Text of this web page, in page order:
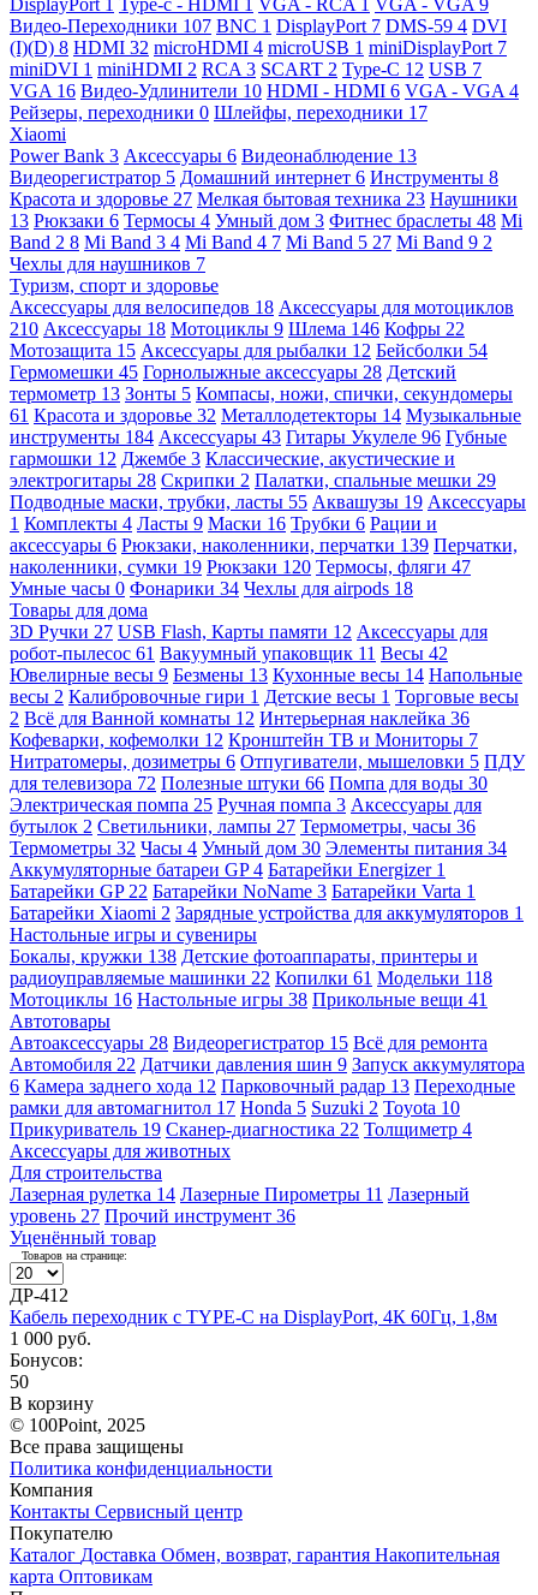
Видео-Переходники 107 BNC 1 DisplayPort 7 DMS-59 4 DVI
(I)(D) 8 HDMI 32 microHDMI 4 microUSB 1 miniDisplayPort 7
miniDVI 1 miniHDMI 2 RCA 3 SCART 2 Type-C 12 USB 7
VGA 16 Видео-Удлинители 10 HDMI - HDMI 6 VGA - VGA 4
Рейзеры, переходники 0 Шлейфы, переходники 17
Xiaomi
Power Bank 3 Аксессуары 6 Видеонаблюдение 13
Видеорегистратор 5 Домашний интернет 6 Инструменты 8
Красота и здоровье 27 Мелкая бытовая техника 23 Наушники
13 Рюкзаки 6 Термосы 4 Умный дом 3 Фитнес браслеты 48 Mi
Band 2 8 Mi Band 3 4 Mi Band 4 7 Mi Band 5 27 Mi Band 9 2
Чехлы для наушников 7
Туризм, спорт и здоровье
Аксессуары для велосипедов 18 Аксессуары для мотоциклов
210 Аксессуары 18 Мотоциклы 9 Шлема 146 Кофры 22
Мотозащита 15 Аксессуары для рыбалки 12 Бейсболки 54
Гермомешки 45 Горнолыжные аксессуары 28 Детский
термометр 13 Зонты 5 Компасы, ножи, спички, секундомеры
61 Красота и здоровье 32 Металлодетекторы 14 Музыкальные
инструменты 184 Аксессуары 43 Гитары Укулеле 96 Губные
гармошки 12 Джембе 3 Классические, акустические и
электрогитары 28 Скрипки 2 Палатки, спальные мешки 29
Подводные маски, трубки, ласты 55 Аквашузы 19 Аксессуары
1 Комплекты 4 Ласты 9 Маски 16 Трубки 6 Рации и
аксессуары 6 Рюкзаки, наколенники, перчатки 139 Перчатки,
наколенники, сумки 19 Рюкзаки 120 Термосы, фляги 47
Умные часы 0 Фонарики 34 Чехлы для airpods 18
Товары для дома
3D Ручки 27 USB Flash, Карты памяти 12 Аксессуары для
робот-пылесос 61 Вакуумный упаковщик 11 Весы 42
Ювелирные весы 9 Безмены 13 Кухонные весы 14 Напольные
весы 2 Калибровочные гири 1 Детские весы 1 Торговые весы
2 Всё для Ванной комнаты 12 Интерьерная наклейка 36
Кофеварки, кофемолки 12 Кронштейн ТВ и Мониторы 7
Нитратомеры, дозиметры 6 Отпугиватели, мышеловки 5 ПДУ
для телевизора 72 Полезные штуки 66 Помпа для воды 30
Электрическая помпа 25 Ручная помпа 3 Аксессуары для
бутылок 2 Светильники, лампы 27 Термометры, часы 36
Термометры 32 Часы 4 Умный дом 30 Элементы питания 34
Аккумуляторные батареи GP4 Батарейки Energizer 1
Батарейки GP 22 Батарейки NoName 3 Батарейки Varta 1
Батарейки Xiaomi 2 Зарядные устройства для аккумуляторов 1
Настольные игры и сувениры
Бокалы, кружки 138 Детские фотоаппараты, принтеры и
радиоуправляемые машинки 22 Копилки 61 Модельки 118
Мотоциклы 16 Настольные игры 38 Прикольные вещи 41
Автотовары
Автоаксессуары 28 Видеорегистратор 15 Всё для ремонта
Автомобиля 22 Датчики давления шин 9 Запуск аккумулятора
6 Камера заднего хода 12 Парковочный радар 13 Переходные
рамки для автомагнитол 17 Honda 5 Suzuki 2 Toyota 10
Прикуриватель 19 Сканер-диагностика 22 Толщиметр 4
Аксессуары для животных
Для строительства
Лазерная рулетка 14 Лазерные Пирометры 11 Лазерный
уровень 27 Прочий инструмент 36
Уценённый товар
Товаров на странице:
ДР-412
Кабель переходник с TYPE-C на DisplayPort, 4К 60Гц, 1,8м
1 000 руб.
Бонусов:
50
В корзину
© 100Point, 2025
Все права защищены
Политика конфиденциальности
Компания
Контакты Сервисный центр
Покупателю
Каталог Доставка Обмен, возврат, гарантия Накопительная
карта Оптовикам